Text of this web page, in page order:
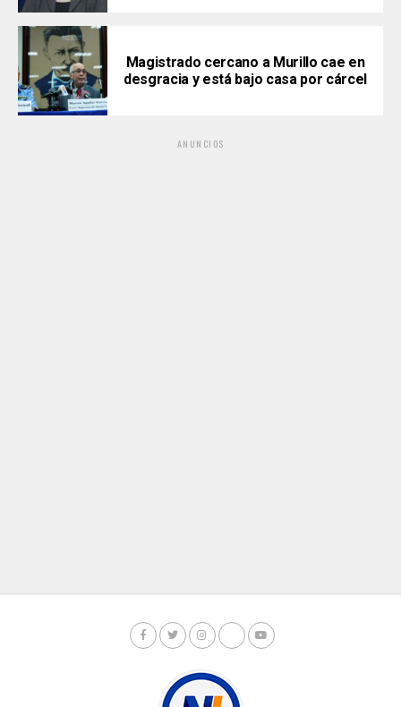
Magistrado cercano a Murillo cae en
desgracia y está bajo casa por cárcel
ANUNCIOS